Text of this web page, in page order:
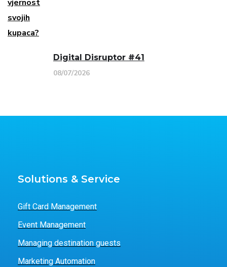
Digital Disruptor #41
08/07/2026
Solutions & Service
Gift Card Management
Event Management
Managing destination guests
Marketing Automation